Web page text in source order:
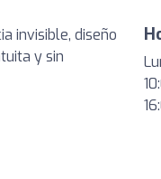
invisible, diseño
y sin